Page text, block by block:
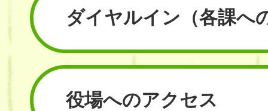
ダイヤルイン （各課へ
役場へのアクセス